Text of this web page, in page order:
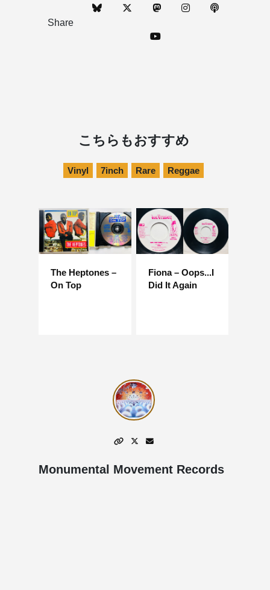
Share
こちらもおすすめ
Vinyl 7inch Rare Reggae
The Heptones –
On Top
Fiona – Oops...I
Did It Again
Monumental Movement Records